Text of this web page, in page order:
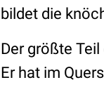
bildet die
Der größte
Er hat im